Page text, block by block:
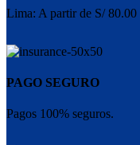
Lima: A partir de S/ 80.00
PAGO SEGURO
Pagos 100% seguros.